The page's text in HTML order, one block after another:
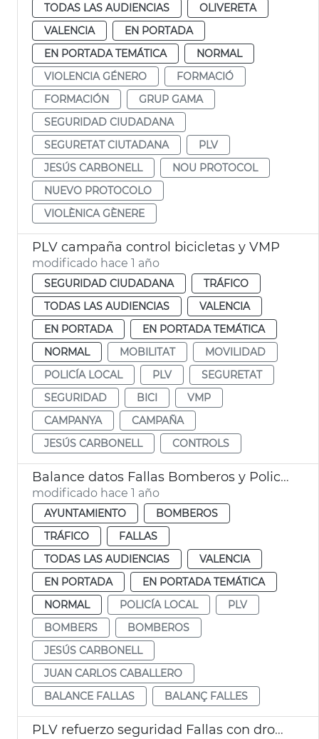
TODAS LAS AUDIENCIAS
OLIVERETA
VALENCIA
EN PORTADA
EN PORTADA TEMÁTICA
NORMAL
VIOLENCIA GÉNERO
FORMACIÓ
FORMACIÓN
GRUP GAMA
SEGURIDAD CIUDADANA
SEGURETAT CIUTADANA
PLV
JESÚS CARBONELL
NOU PROTOCOL
NUEVO PROTOCOLO
VIOLÈNICA GÈNERE
PLV campaña control bicicletas y VMP
modificado hace 1 año
SEGURIDAD CIUDADANA
TRÁFICO
TODAS LAS AUDIENCIAS
VALENCIA
EN PORTADA
EN PORTADA TEMÁTICA
NORMAL
MOBILITAT
MOVILIDAD
POLICÍA LOCAL
PLV
SEGURETAT
SEGURIDAD
BICI
VMP
CAMPANYA
CAMPAÑA
JESÚS CARBONELL
CONTROLS
Balance datos Fallas Bomberos y Policía Local València
modificado hace 1 año
AYUNTAMIENTO
BOMBEROS
TRÁFICO
FALLAS
TODAS LAS AUDIENCIAS
VALENCIA
EN PORTADA
EN PORTADA TEMÁTICA
NORMAL
POLICÍA LOCAL
PLV
BOMBERS
BOMBEROS
JESÚS CARBONELL
JUAN CARLOS CABALLERO
BALANCE FALLAS
BALANÇ FALLES
PLV refuerzo seguridad Fallas con drones